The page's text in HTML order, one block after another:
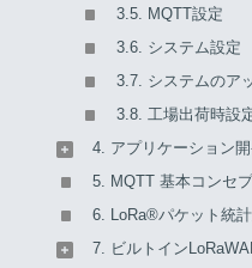
3.5. MQTT設定
3.6. システム設定
3.7. システムのア
3.8. 工場出荷時設
4. アプリケーション
5. MQTT 基本コンセ
6. LoRa®パケット統
7. ビルトイン